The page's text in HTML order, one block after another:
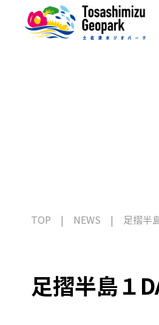
TOP NEWS 足摺半
足摺半島１